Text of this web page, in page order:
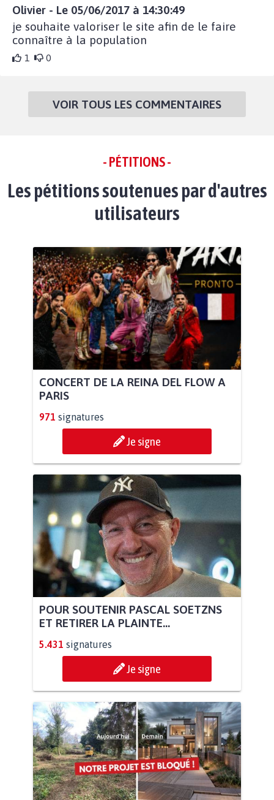
Olivier - Le 05/06/2017 à 14:30:49
je souhaite valoriser le site afin de le faire
connaître à la population
1 0
VOIR TOUS LES COMMENTAIRES
- PÉTITIONS -
Les pétitions soutenues par d'autres
utilisateurs
CONCERT DE LA REINA DEL FLOW A
PARIS
971 signatures
Je signe
POUR SOUTENIR PASCAL SOETZNS
ET RETIRER LA PLAINTE...
5.431 signatures
Je signe